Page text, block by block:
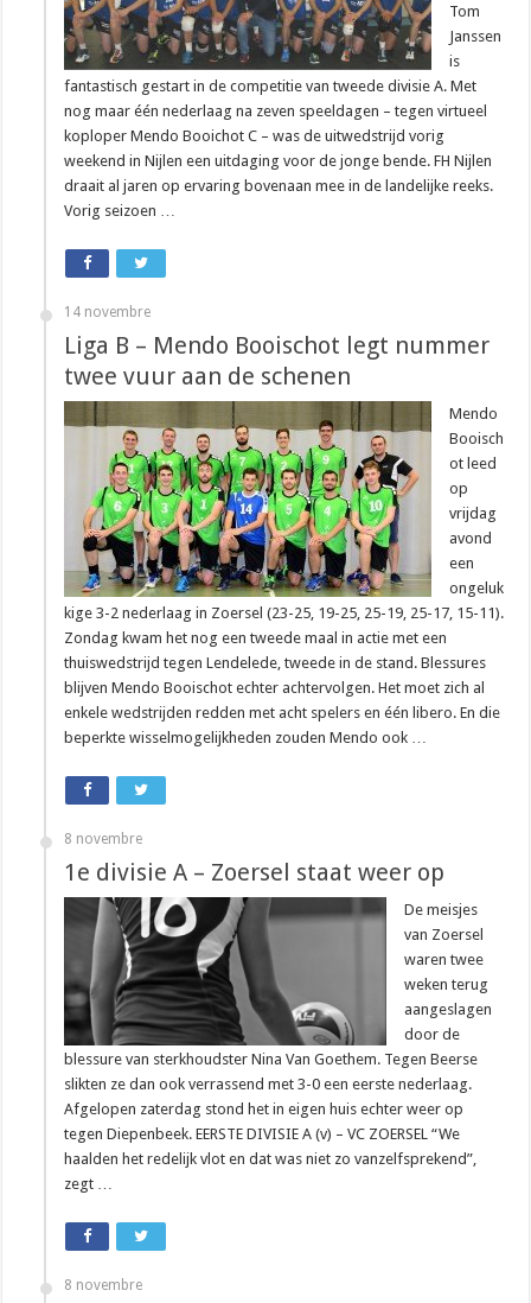
Tom
Janssen
is
fantastisch gestart in de competitie van tweede divisie A. Met
nog maar één nederlaag na zeven speeldagen – tegen virtueel
koploper Mendo Booichot C – was de uitwedstrijd vorig
weekend in Nijlen een uitdaging voor de jonge bende. FH Nijlen
draait al jaren op ervaring bovenaan mee in de landelijke reeks.
Vorig seizoen …
14 novembre
Liga B – Mendo Booischot legt nummer
twee vuur aan de schenen
Mendo
Booisch
ot leed
op
vrijdag
avond
een
ongeluk
kige 3-2 nederlaag in Zoersel (23-25, 19-25, 25-19, 25-17, 15-11).
Zondag kwam het nog een tweede maal in actie met een
thuiswedstrijd tegen Lendelede, tweede in de stand. Blessures
blijven Mendo Booischot echter achtervolgen. Het moet zich al
enkele wedstrijden redden met acht spelers en één libero. En die
beperkte wisselmogelijkheden zouden Mendo ook …
8 novembre
1e divisie A – Zoersel staat weer op
De meisjes
van Zoersel
waren twee
weken terug
aangeslagen
door de
blessure van sterkhoudster Nina Van Goethem. Tegen Beerse
slikten ze dan ook verrassend met 3-0 een eerste nederlaag.
Afgelopen zaterdag stond het in eigen huis echter weer op
tegen Diepenbeek. EERSTE DIVISIE A (v) – VC ZOERSEL “We
haalden het redelijk vlot en dat was niet zo vanzelfsprekend”,
zegt …
8 novembre